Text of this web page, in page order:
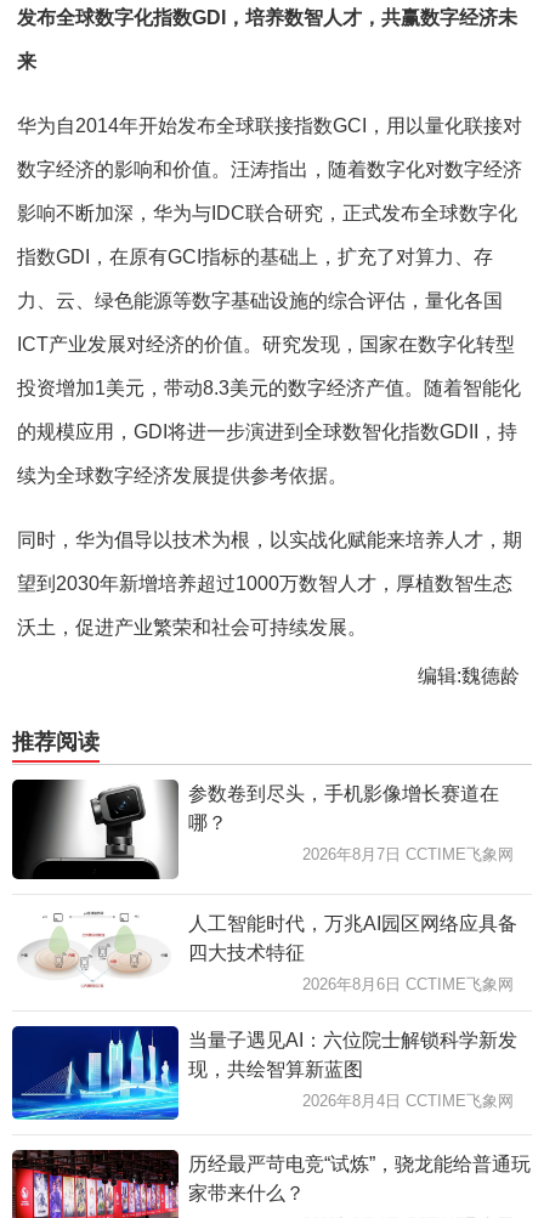
发布全球数字化指数GDI，培养数智人才，共赢数字经济未
来
华为自2014年开始发布全球联接指数GCI，用以量化联接对
数字经济的影响和价值。汪涛指出，随着数字化对数字经济
影响不断加深，华为与IDC联合研究，正式发布全球数字化
指数GDI，在原有GCI指标的基础上，扩充了对算力、存
力、云、绿色能源等数字基础设施的综合评估，量化各国
ICT产业发展对经济的价值。研究发现，国家在数字化转型
投资增加1美元，带动8.3美元的数字经济产值。随着智能化
的规模应用，GDI将进一步演进到全球数智化指数GDII，持
续为全球数字经济发展提供参考依据。
同时，华为倡导以技术为根，以实战化赋能来培养人才，期
望到2030年新增培养超过1000万数智人才，厚植数智生态
沃土，促进产业繁荣和社会可持续发展。
编辑:魏德龄
推荐阅读
参数卷到尽头，手机影像增长赛道在
哪？
2026年8月7日 CCTIME飞象网
人工智能时代，万兆AI园区网络应具备
四大技术特征
2026年8月6日 CCTIME飞象网
当量子遇见AI：六位院士解锁科学新发
现，共绘智算新蓝图
2026年8月4日 CCTIME飞象网
历经最严苛电竞“试炼”，骁龙能给普通玩
家带来什么？